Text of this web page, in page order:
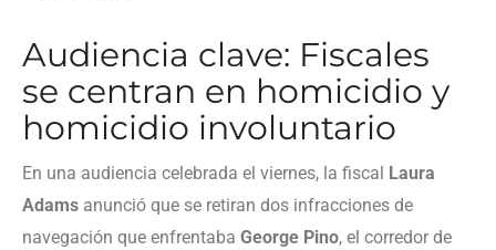
Audiencia clave: Fiscales
se centran en homicidio y
homicidio involuntario
En una audiencia celebrada el viernes, la fiscal Laura
Adams anunció que se retiran dos infracciones de
navegación que enfrentaba George Pino, el corredor de